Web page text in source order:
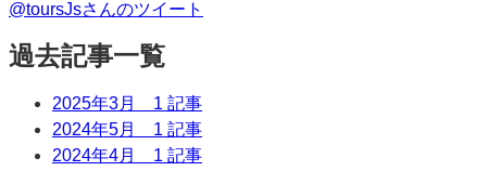
@toursJsさんのツイート
過去記事一覧
2025年3月 1 記事
2024年5月 1 記事
2024年4月 1 記事